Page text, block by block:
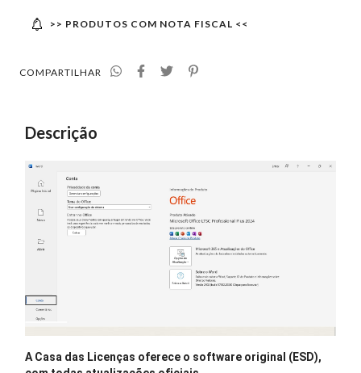
>> PRODUTOS COM NOTA FISCAL <<
COMPARTILHAR
Descrição
A Casa das Licenças oferece o software original (ESD),